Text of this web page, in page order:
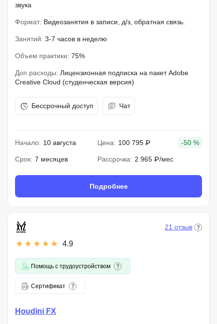
звука
Формат: Видеозанятия в записи, д/з, обратная связь.
Занятий: 3-7 часов в неделю
Объем практики: 75%
Доп расходы: Лицензионная подписка на пакет Adobe
Creative Cloud (студенческая версия)
Бессрочный доступ Чат
Начало: 10 августа Цена: 100 795 ₽ -50 %
Срок: 7 месяцев Рассрочка: 2 965 ₽/мес
Подробнее
4.9
21 отзыв
Помощь с трудоустройством
Сертификат
Houdini FX